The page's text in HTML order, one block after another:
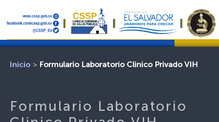
Inicio > Formulario Laboratorio Clinico Privado VIH
Formulario Laboratorio